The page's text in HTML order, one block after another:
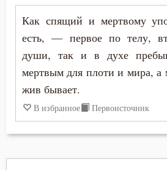
Покаяние
Празднословие
Ревность по Богу
Иоанн Лествичник
Иосиф Оптинский (Литовкин)
Исаак Сирин Ниневийский
Исидор Пелусиот
Киприан Карфагенский
Как спящий и мертвому
есть, — первое по телу,
души, так и в духе
мертвым для плоти и мира, а
жив бывает.
В избранное Первоисточник